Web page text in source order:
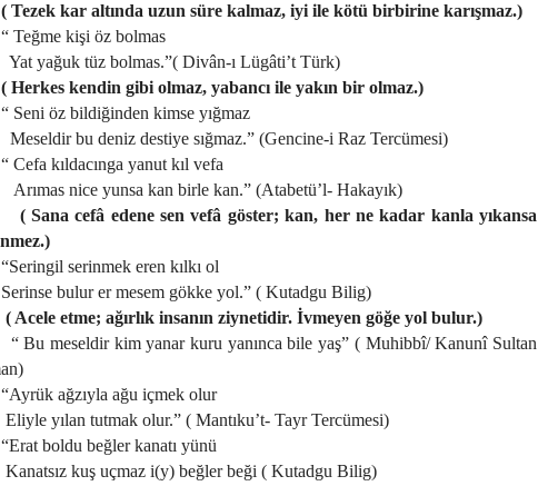
( Tezek kar altında uzun süre kalmaz, iyi ile kötü birbirine karışmaz.)
“ Teğme kişi öz bolmas
Yat yağuk tüz bolmas.”( Divân-ı Lügâti’t Türk)
( Herkes kendin gibi olmaz, yabancı ile yakın bir olmaz.)
“ Seni öz bildiğinden kimse yığmaz
Meseldir bu deniz destiye sığmaz.” (Gencine-i Raz Tercümesi)
“ Cefa kıldacınga yanut kıl vefa
Arımas nice yunsa kan birle kan.” (Atabetü’l- Hakayık)
( Sana cefâ edene sen vefâ göster; kan, her ne kadar kanla yıkansa
“Seringil serinmek eren kılkı ol
Serinse bulur er mesem gökke yol.” ( Kutadgu Bilig)
( Acele etme; ağırlık insanın ziynetidir. İvmeyen göğe yol bulur.)
“ Bu meseldir kim yanar kuru yanınca bile yaş” ( Muhibbî/ Kanunî Sultan
“Ayrük ağzıyla ağu içmek olur
Eliyle yılan tutmak olur.” ( Mantıku’t- Tayr Tercümesi)
“Erat boldu beğler kanatı yünü
Kanatsız kuş uçmaz i(y) beğler beği ( Kutadgu Bilig)